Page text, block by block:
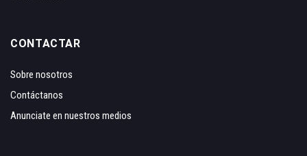
CONTACTAR
Sobre nosotros
Contáctanos
Anunciate en nuestros medios